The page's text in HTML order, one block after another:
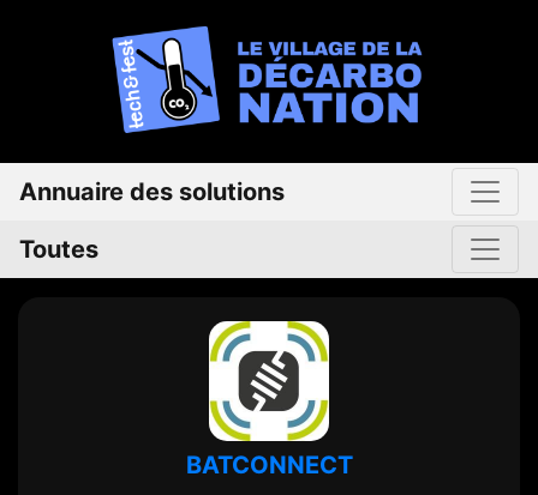
Annuaire des solutions
Toutes
BATCONNECT